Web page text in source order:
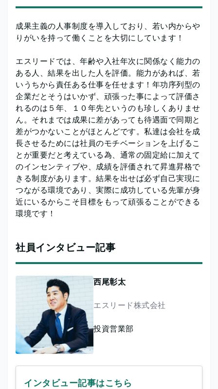
成果主義の人事制度を導入しており、若い内からや
りがいを持って働くことを大切にしています！
エスリードでは、年齢や入社年次に関係なく能力の
ある人、結果を出した人を評価。能力があれば、若
いうちから責任ある仕事を任せます！年功序列型の
企業だとそうはいかず、頑張った事によって評価さ
れるのは５年、１０年先というのも珍しくありませ
ん。それまでは成果に差があっても待遇面で同期と
差がつかないことがほとんどです。私達は会社を成
長させるためには社員のモチベーションを上げるこ
とが重要だと考えている為、通常の固定給に加えて
のインセンティブや、成績を評価されて昇進昇格で
きる制度があります。結果を出せば必ず自己実現に
つながる環境であり、実際に成功している先輩が身
近にいるからこそ目標をもって頑張ることができる
環境です！
社員インタビュー記事
西尾彰太
エスリード株式会社
投資営業部
インタビュー記事はこちら